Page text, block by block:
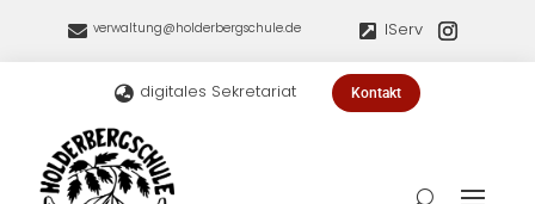
 verwaltung@holderbergschule.de  IServ
 digitales Sekretariat Kontakt